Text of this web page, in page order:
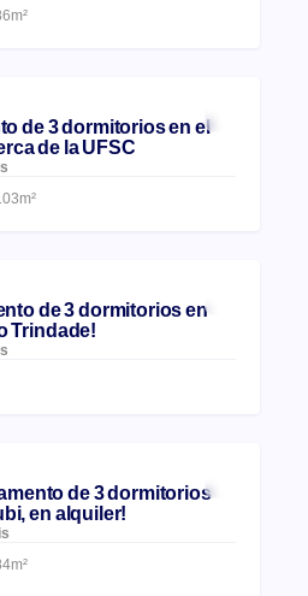
de 3 dormitorios en el
de la UFSC
de 3 dormitorios en
Trindade!
de 3 dormitorios
en alquiler!